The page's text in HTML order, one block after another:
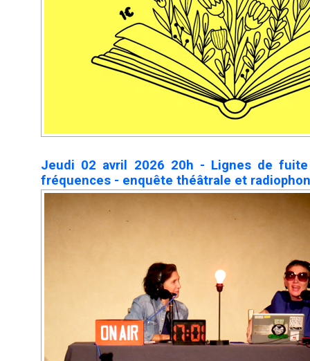
Jeudi 02 avril 2026 20h - Lignes de fuite
fréquences - enquête théâtrale et